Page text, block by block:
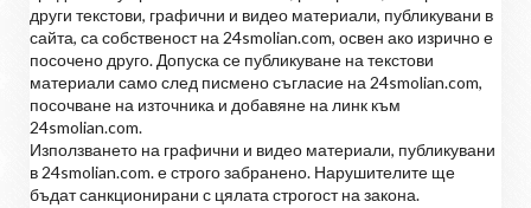
други текстови, графични и видео материали, публикувани в
сайта, са собственост на 24smolian.com, освен ако изрично е
посочено друго. Допуска се публикуване на текстови
материали само след писмено съгласие на 24smolian.com,
посочване на източника и добавяне на линк към
24smolian.com.
Използването на графични и видео материали, публикувани
в 24smolian.com. е строго забранено. Нарушителите ще
бъдат санкционирани с цялата строгост на закона.